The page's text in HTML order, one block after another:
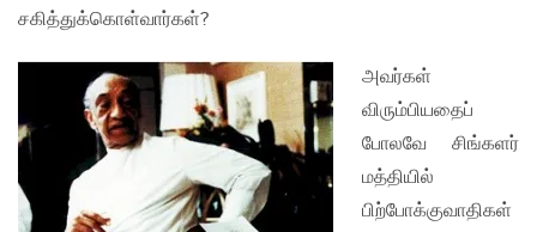
சகித்துக்கொள்வார்கள்?
அவர்கள்
விரும்பியதைப்
போலவே சிங்களர்
மத்தியில்
பிற்போக்குவாதிகள்